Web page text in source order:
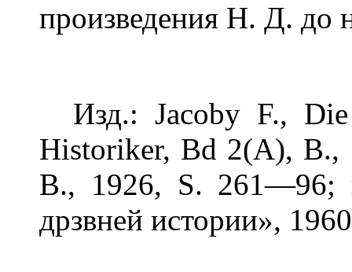
произведения Н. Д. до
Изд.: Jacoby F., Die
Historiker, Bd 2(А),
В., 1926, S. 261—96;
дрзвней истории»,